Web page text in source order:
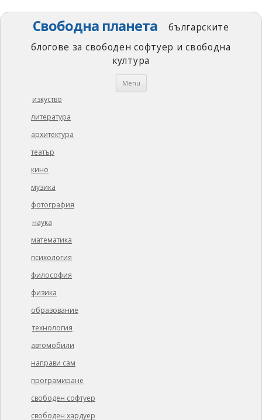
Свободна планета
българските
блогове за свободен софтуер и свободна
култура
Menu Skip
изкуство
литература
архитектура
театър
кино
музика
фотография
наука
математика
психология
философия
физика
образование
технология
автомобили
направи сам
програмиране
свободен софтуер
свободен хардуер